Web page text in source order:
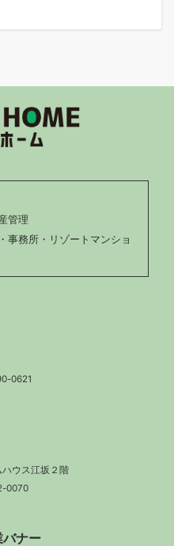
管理
事務所・リゾートマンショ
0621
ウス江坂２階
0070
バナー